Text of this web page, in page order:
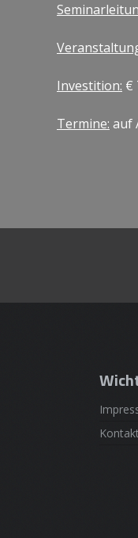
Investition: €
Termine: auf